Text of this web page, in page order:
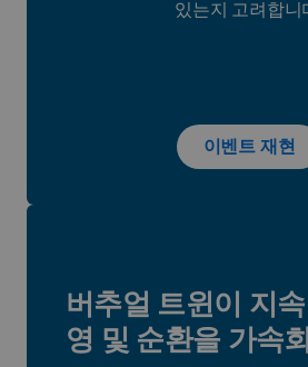
있는지 고려합니
이벤트 재현
버추얼 트윈이 지
영 및 순환을 가속